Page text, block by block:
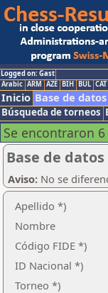
Logged on: Gast
Arabic ARM AZE BIH BUL CAT
Inicio Base de
Búsqueda de torneos
Se encontraron
Base de
Aviso: No se
Apellido *)
Nombre
Código FIDE *)
ID Nacional *)
Torneo *)